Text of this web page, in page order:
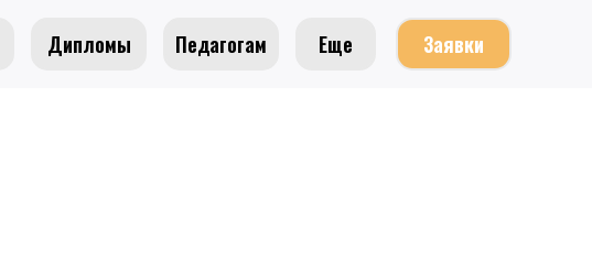
Дипломы Заявки
Еще
Педагогам